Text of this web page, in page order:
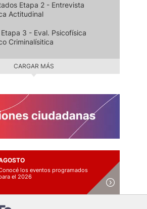
Etapa 2 - Entrevista
Actitudinal
3 - Eval. Psicofísica
Criminalísitica
CARGAR MÁS
los eventos programados
el 2026